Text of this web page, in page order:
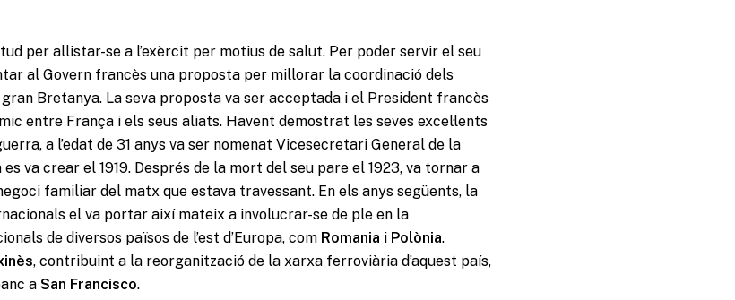
per allistar-se a l’exèrcit per motius de salut. Per poder servir el seu
al Govern francès una proposta per millorar la coordinació dels
Bretanya. La seva proposta va ser acceptada i el President francès
entre França i els seus aliats. Havent demostrat les seves excel·lents
a l’edat de 31 anys va ser nomenat Vicesecretari General de la
va crear el 1919. Després de la mort del seu pare el 1923, va tornar a
familiar del matx que estava travessant. En els anys següents, la
el va portar així mateix a involucrar-se de ple en la
de diversos països de l’est d’Europa, com Romania i Polònia.
, contribuint a la reorganització de la xarxa ferroviària d’aquest país,
a San Francisco.